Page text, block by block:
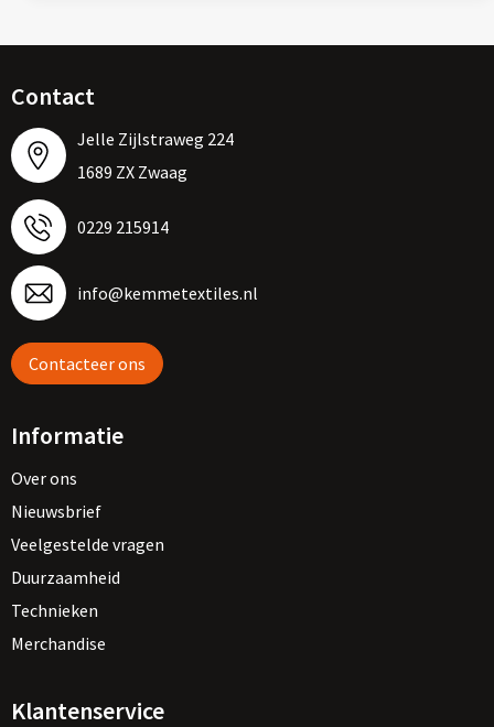
Contact
Jelle Zijlstraweg 224
1689 ZX Zwaag
0229 215914
info@kemmetextiles.nl
Contacteer ons
Informatie
Over ons
Nieuwsbrief
Veelgestelde vragen
Duurzaamheid
Technieken
Merchandise
Klantenservice